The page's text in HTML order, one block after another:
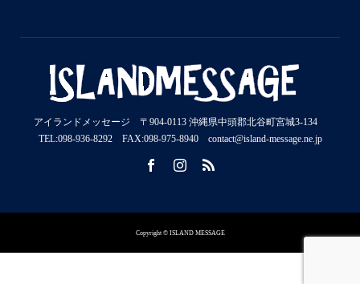
アイランドメッセージ 〒904-0113 沖縄県中頭郡北谷町宮城3-134
TEL:098-936-8292 FAX:098-975-8940 contact@island-message.ne.jp
Copyright © ISLAND MESSAGE